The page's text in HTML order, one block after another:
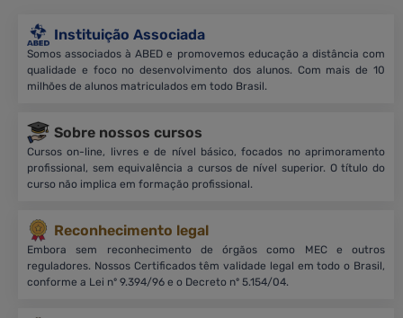
Instituição Associada
Somos associados à ABED e promovemos educação a distância com
qualidade e foco no desenvolvimento dos alunos. Com mais de 10
milhões de alunos matriculados em todo Brasil.
Sobre nossos cursos
Cursos on-line, livres e de nível básico, focados no aprimoramento
profissional, sem equivalência a cursos de nível superior. O título do
curso não implica em formação profissional.
Reconhecimento legal
Embora sem reconhecimento de órgãos como MEC e outros
reguladores. Nossos Certificados têm validade legal em todo o Brasil,
conforme a Lei nº 9.394/96 e o Decreto nº 5.154/04.